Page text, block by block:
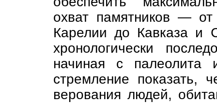
охват памятников —
Карелии до Кавказа и
хронологически
начиная с палеолита
стремление показать,
верования людей,